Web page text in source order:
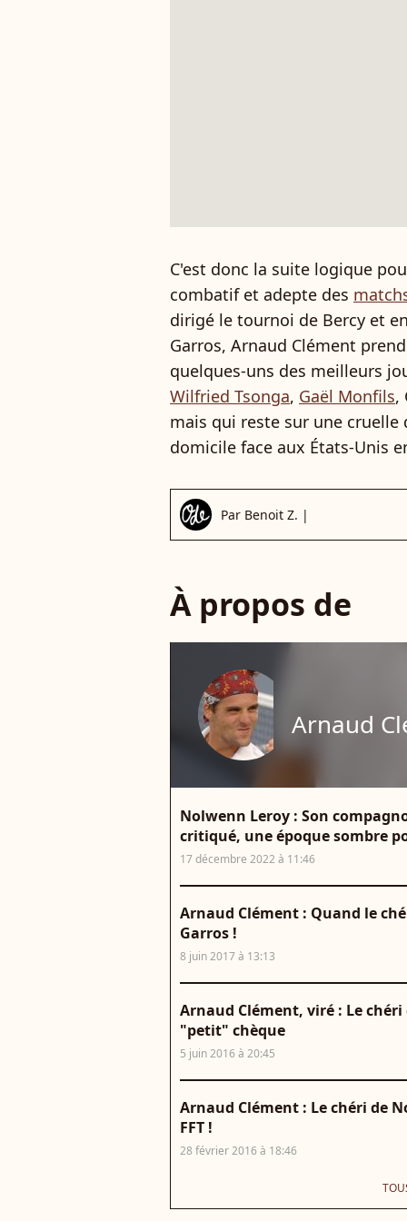
C'est donc la suite logique
combatif et adepte des
dirigé le tournoi de Bercy et
Garros, Arnaud Clément
quelques-uns des meilleurs
Wilfried Tsonga, Gaël Monfils,
mais qui reste sur une cruelle
domicile face aux États-Unis
Par Benoit Z. |
À propos de
Arnaud
Nolwenn Leroy : Son
critiqué, une époque sombre
17 décembre 2022 à 11:46
Arnaud Clément : Quand le
Garros !
8 juin 2017 à 13:13
Arnaud Clément, viré : Le
"petit" chèque
5 juin 2016 à 20:45
Arnaud Clément : Le chéri de
FFT !
28 février 2016 à 18:46